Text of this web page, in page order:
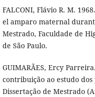
FALCONI, Flávio R. M.
el amparo maternal
Mestrado, Faculdade de
de São Paulo.
GUIMARÃES, Ercy
contribuição ao estudo
Dissertação de Mestrado